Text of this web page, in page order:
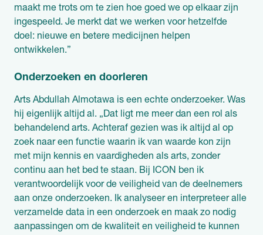
maakt me trots om te zien hoe goed we op elkaar zijn
ingespeeld. Je merkt dat we werken voor hetzelfde
doel: nieuwe en betere medicijnen helpen
ontwikkelen.”
Onderzoeken en doorleren
Arts Abdullah Almotawa is een echte onderzoeker. Was
hij eigenlijk altijd al. „Dat ligt me meer dan een rol als
behandelend arts. Achteraf gezien was ik altijd al op
zoek naar een functie waarin ik van waarde kon zijn
met mijn kennis en vaardigheden als arts, zonder
continu aan het bed te staan. Bij ICON ben ik
verantwoordelijk voor de veiligheid van de deelnemers
aan onze onderzoeken. Ik analyseer en interpreteer alle
verzamelde data in een onderzoek en maak zo nodig
aanpassingen om de kwaliteit en veiligheid te kunnen